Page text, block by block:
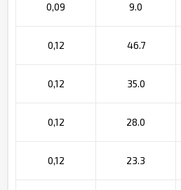
0,09 9.0
0,12 46.7
0,12 35.0
0,12 28.0
0,12 23.3